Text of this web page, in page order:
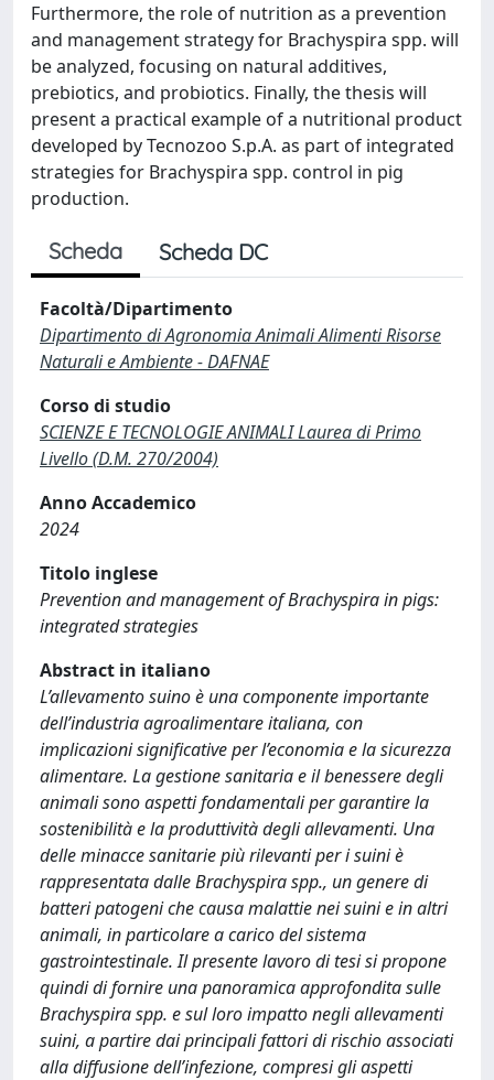
Furthermore, the role of nutrition as a prevention
and management strategy for Brachyspira spp. will
be analyzed, focusing on natural additives,
prebiotics, and probiotics. Finally, the thesis will
present a practical example of a nutritional product
developed by Tecnozoo S.p.A. as part of integrated
strategies for Brachyspira spp. control in pig
production.
Scheda Scheda DC
Facoltà/Dipartimento
Dipartimento di Agronomia Animali Alimenti Risorse
Naturali e Ambiente - DAFNAE
Corso di studio
SCIENZE E TECNOLOGIE ANIMALI Laurea di Primo
Livello (D.M. 270/2004)
Anno Accademico
2024
Titolo inglese
Prevention and management of Brachyspira in pigs:
integrated strategies
Abstract in italiano
L’allevamento suino è una componente importante
dell’industria agroalimentare italiana, con
implicazioni significative per l’economia e la sicurezza
alimentare. La gestione sanitaria e il benessere degli
animali sono aspetti fondamentali per garantire la
sostenibilità e la produttività degli allevamenti. Una
delle minacce sanitarie più rilevanti per i suini è
rappresentata dalle Brachyspira spp., un genere di
batteri patogeni che causa malattie nei suini e in altri
animali, in particolare a carico del sistema
gastrointestinale. Il presente lavoro di tesi si propone
quindi di fornire una panoramica approfondita sulle
Brachyspira spp. e sul loro impatto negli allevamenti
suini, a partire dai principali fattori di rischio associati
alla diffusione dell’infezione, compresi gli aspetti